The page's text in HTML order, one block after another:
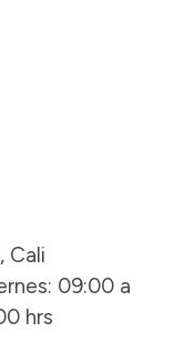
Cali
09:00 a
hrs